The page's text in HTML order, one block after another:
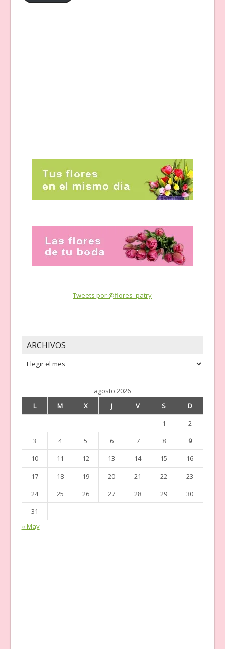
Tweets por @flores_patry
ARCHIVOS
Archivos
agosto 2026
L
M X J V S
D
1
2
3
4 5 6 7 8
9
10
11 12 13 14 15
16
17
18 19 20 21 22
23
24
25 26 27 28 29
30
31
« May